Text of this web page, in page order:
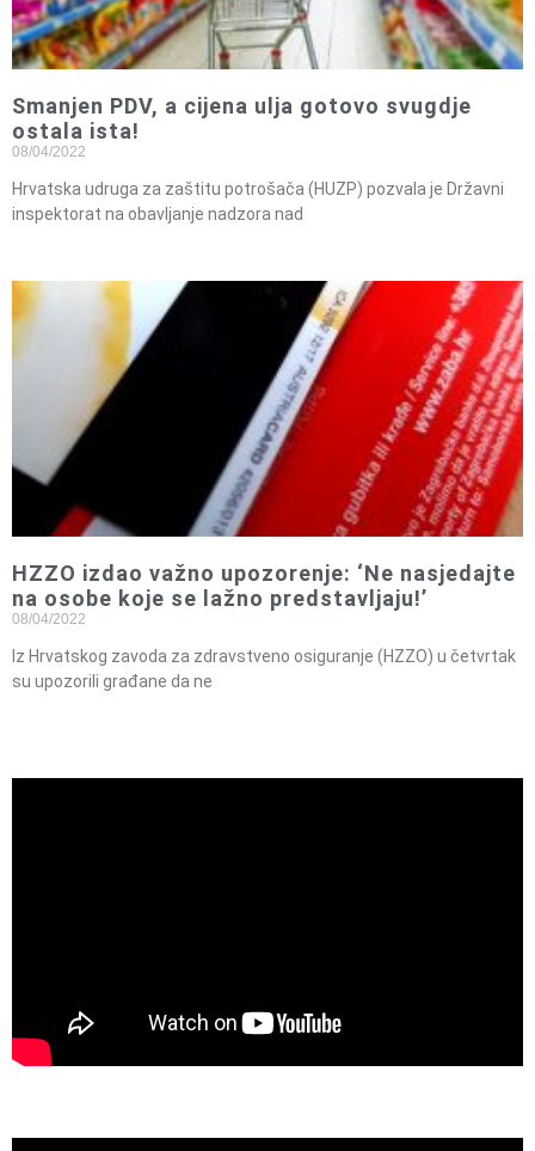
Smanjen PDV, a cijena ulja gotovo svugdje
ostala ista!
08/04/2022
Hrvatska udruga za zaštitu potrošača (HUZP) pozvala je Državni
inspektorat na obavljanje nadzora nad
HZZO izdao važno upozorenje: ‘Ne nasjedajte
na osobe koje se lažno predstavljaju!’
08/04/2022
Iz Hrvatskog zavoda za zdravstveno osiguranje (HZZO) u četvrtak
su upozorili građane da ne